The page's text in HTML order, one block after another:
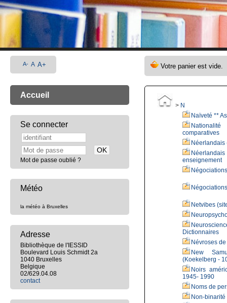
> N
Naïveté **
comparatives
Néerlandais
enseignement
Négociations
Netvibes
Dictionnaires
Névroses
New
(Koekelberg -
Noirs
1945- 1990
Noms de
Non-binarité
A- A A+
Accueil
Se connecter
Mot de passe oublié ?
Météo
la météo à Bruxelles
Adresse
Bibliothèque de l'IESSID
Boulevard Louis Schmidt 2a
1040 Bruxelles
Belgique
02/629.04.08
contact